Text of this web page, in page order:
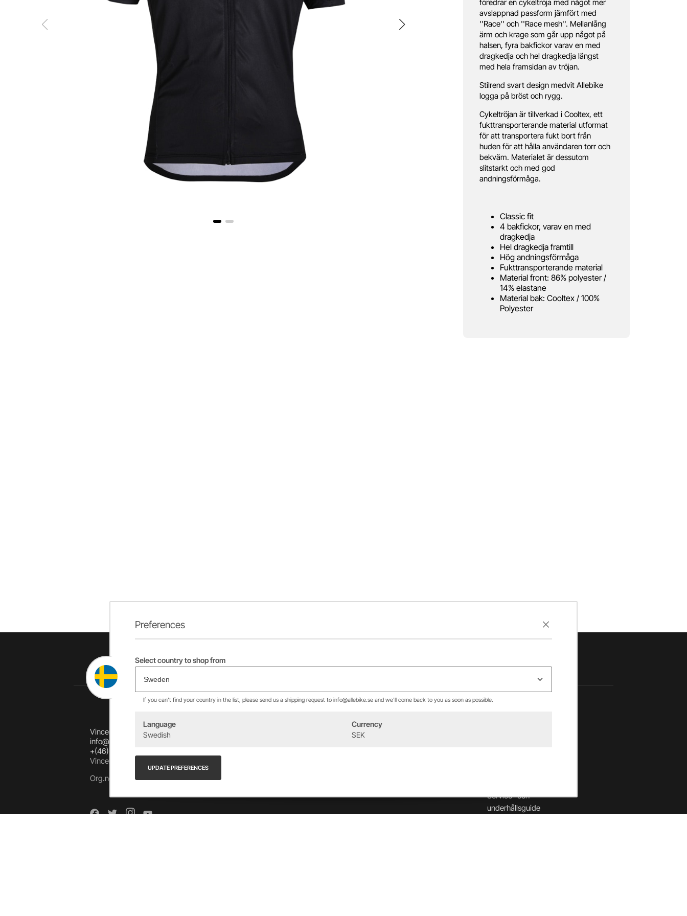
Preferences
Select country to shop from
If you can't find your country in the list, please send us a shipping request to info@allebike.se and we'll come back to you as soon as possible.
Language
Swedish
Currency
SEK
UPDATE PREFERENCES
föredrar en cykeltröja med något mer
avslappnad passform jämfört med
''Race'' och ''Race mesh''. Mellanlång
ärm och krage som går upp något på
halsen, fyra bakfickor varav en med
dragkedja och hel dragkedja längst
med hela framsidan av tröjan.
Stilrend svart design medvit Allebike
logga på bröst och rygg.
Cykeltröjan är tillverkad i Cooltex, ett
fukttransporterande material utformat
för att transportera fukt bort från
huden för att hålla användaren torr och
bekväm. Materialet är dessutom
slitstarkt och med god
andningsförmåga.
Classic fit
4 bakfickor, varav en med
dragkedja
Hel dragkedja framtill
Hög andningsförmåga
Fukttransporterande material
Material front: 86% polyester /
14% elastane
Material bak: Cooltex / 100%
Polyester
Vincents Alingsås AB
info@allebike.se
+(46) 322 650 780
Vincents väg 444192 Alingsås, SWEDEN
Org.no: 556218-8275
Om oss
Service- och
underhållsguide